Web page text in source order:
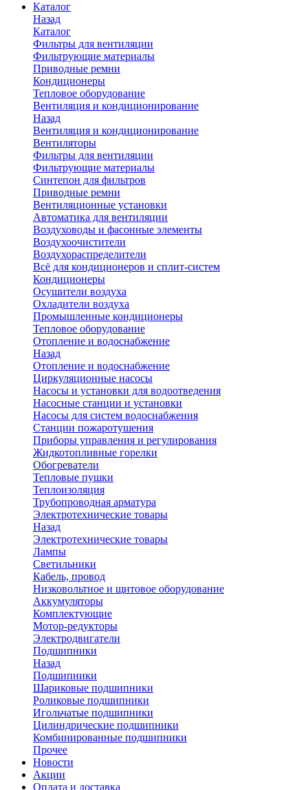
Каталог
Назад
Каталог
Фильтры для вентиляции
Фильтрующие материалы
Приводные ремни
Кондиционеры
Тепловое оборудование
Вентиляция и кондиционирование
Назад
Вентиляция и кондиционирование
Вентиляторы
Фильтры для вентиляции
Фильтрующие материалы
Синтепон для фильтров
Приводные ремни
Вентиляционные установки
Автоматика для вентиляции
Воздуховоды и фасонные элементы
Воздухоочистители
Воздухораспределители
Всё для кондиционеров и сплит-систем
Кондиционеры
Осушители воздуха
Охладители воздуха
Промышленные кондиционеры
Тепловое оборудование
Отопление и водоснабжение
Назад
Отопление и водоснабжение
Циркуляционные насосы
Насосы и установки для водоотведения
Насосные станции и установки
Насосы для систем водоснабжения
Станции пожаротушения
Приборы управления и регулирования
Жидкотопливные горелки
Обогреватели
Тепловые пушки
Теплоизоляция
Трубопроводная арматура
Электротехнические товары
Назад
Электротехнические товары
Лампы
Светильники
Кабель, провод
Низковольтное и щитовое оборудование
Аккумуляторы
Комплектующие
Мотор-редукторы
Электродвигатели
Подшипники
Назад
Подшипники
Шариковые подшипники
Роликовые подшипники
Игольчатые подшипники
Цилиндрические подшипники
Комбинированные подшипники
Прочее
Новости
Акции
Оплата и доставка